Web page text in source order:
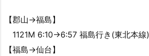
【郡山→福島】
1121M 6:10→6:57 福島行き(東北本線)
【福島→仙台】